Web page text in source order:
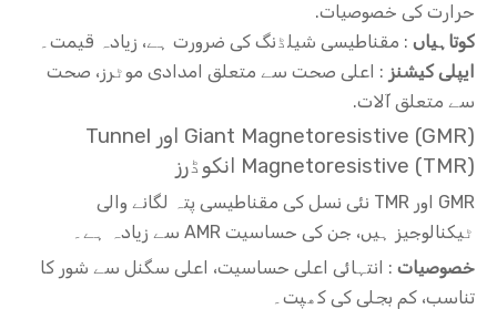
حرارت کی خصوصیات.
کوتاہیاں : مقناطیسی شیلڈنگ کی ضرورت ہے، زیادہ قیمت۔
ایپلی کیشنز : اعلی صحت سے متعلق امدادی موٹرز، صحت
سے متعلق آلات.
Giant Magnetoresistive (GMR) اور Tunnel
Magnetoresistive (TMR) انکوڈرز
GMR اور TMR نئی نسل کی مقناطیسی پتہ لگانے والی
ٹیکنالوجیز ہیں، جن کی حساسیت AMR سے زیادہ ہے۔
خصوصیات : انتہائی اعلی حساسیت، اعلی سگنل سے شور کا
تناسب، کم بجلی کی کھپت۔